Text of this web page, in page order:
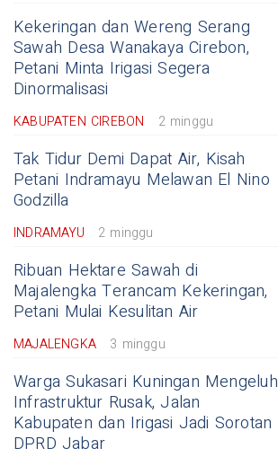
Kekeringan dan Wereng Serang
Sawah Desa Wanakaya Cirebon,
Petani Minta Irigasi Segera
Dinormalisasi
KABUPATEN CIREBON 2 minggu
Tak Tidur Demi Dapat Air, Kisah
Petani Indramayu Melawan El Nino
Godzilla
INDRAMAYU 2 minggu
Ribuan Hektare Sawah di
Majalengka Terancam Kekeringan,
Petani Mulai Kesulitan Air
MAJALENGKA 3 minggu
Warga Sukasari Kuningan Mengeluh
Infrastruktur Rusak, Jalan
Kabupaten dan Irigasi Jadi Sorotan
DPRD Jabar